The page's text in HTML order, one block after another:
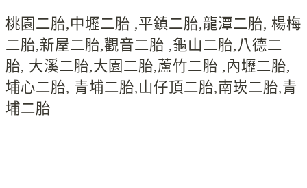
桃園二胎,中壢二胎 ,平鎮二胎,龍潭二胎, 楊梅
二胎,新屋二胎,觀音二胎 ,龜山二胎,八德二
胎, 大溪二胎,大園二胎,蘆竹二胎 ,內壢二胎,
埔心二胎, 青埔二胎,山仔頂二胎,南崁二胎,青
埔二胎